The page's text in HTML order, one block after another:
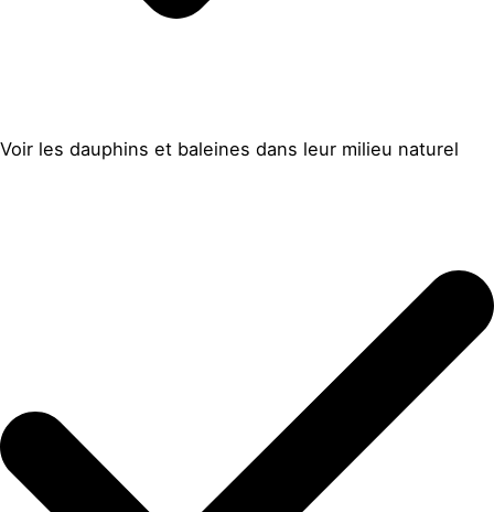
Voir les dauphins et baleines dans leur milieu naturel